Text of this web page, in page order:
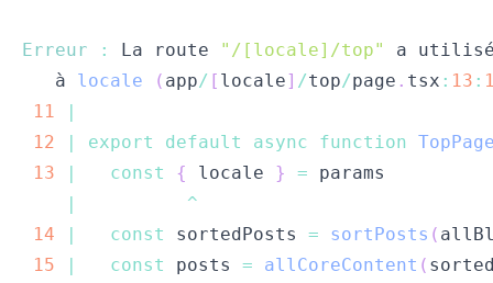
Erreur : La route "/[locale]/top"
a utilisé
   à
locale ( app/ [ locale] /top/page . tsx : 13 :
11
|
12
| export default async function
13
| const { locale } =
|
^
14
| const sortedPosts = sortPosts (
15
| const posts = allCoreContent (